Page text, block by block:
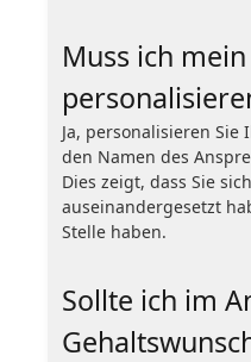
Muss ich
Ja, personalisieren
den Namen des
Dies zeigt, dass Sie
auseinandergesetzt
Stelle haben.
Sollte ich im